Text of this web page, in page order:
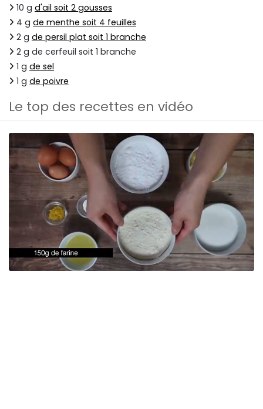
10 g d'ail soit 2 gousses
4 g de menthe soit 4 feuilles
2 g de persil plat soit 1 branche
2 g de cerfeuil soit 1 branche
1 g de sel
1 g de poivre
Le top des recettes en vidéo